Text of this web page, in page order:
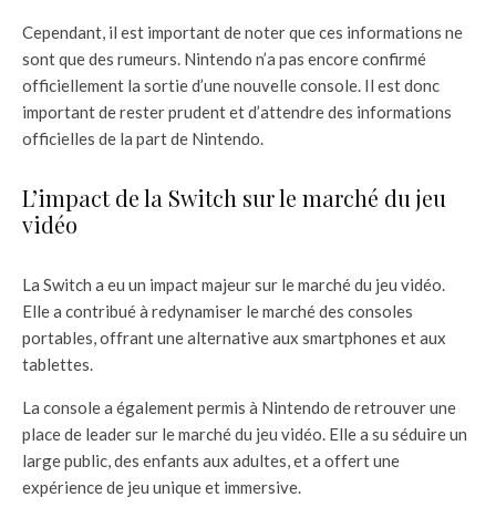
Cependant, il est important de noter que ces informations ne
sont que des rumeurs. Nintendo n’a pas encore confirmé
officiellement la sortie d’une nouvelle console. Il est donc
important de rester prudent et d’attendre des informations
officielles de la part de Nintendo.
L’impact de la Switch sur le marché du jeu
vidéo
La Switch a eu un impact majeur sur le marché du jeu vidéo.
Elle a contribué à redynamiser le marché des consoles
portables, offrant une alternative aux smartphones et aux
tablettes.
La console a également permis à Nintendo de retrouver une
place de leader sur le marché du jeu vidéo. Elle a su séduire un
large public, des enfants aux adultes, et a offert une
expérience de jeu unique et immersive.